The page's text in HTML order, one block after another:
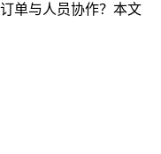
单与人员协作？本文